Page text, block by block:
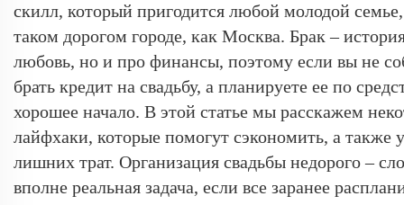
скилл, который пригодится любой молодой
таком дорогом городе, как Москва. Брак –
любовь, но и про финансы, поэтому если вы не
брать кредит на свадьбу, а планируете ее по
хорошее начало. В этой статье мы расскажем
лайфхаки, которые помогут сэкономить, а также
лишних трат. Организация свадьбы недорого –
вполне реальная задача, если все заранее